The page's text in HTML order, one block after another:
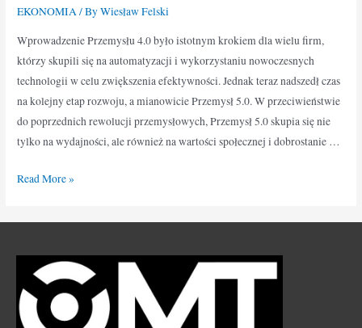
EKONOMIA/ ByWiesław Felski
Wprowadzenie Przemysłu 4.0 było istotnym krokiem dla wielu firm,
którzy skupili się na automatyzacji i wykorzystaniu nowoczesnych
technologii w celu zwiększenia efektywności. Jednak teraz nadszedł czas
na kolejny etap rozwoju, a mianowicie Przemysł 5.0. W przeciwieństwie
do poprzednich rewolucji przemysłowych, Przemysł 5.0 skupia się nie
tylko na wydajności, ale również na wartości społecznej i dobrostanie …
Read More »